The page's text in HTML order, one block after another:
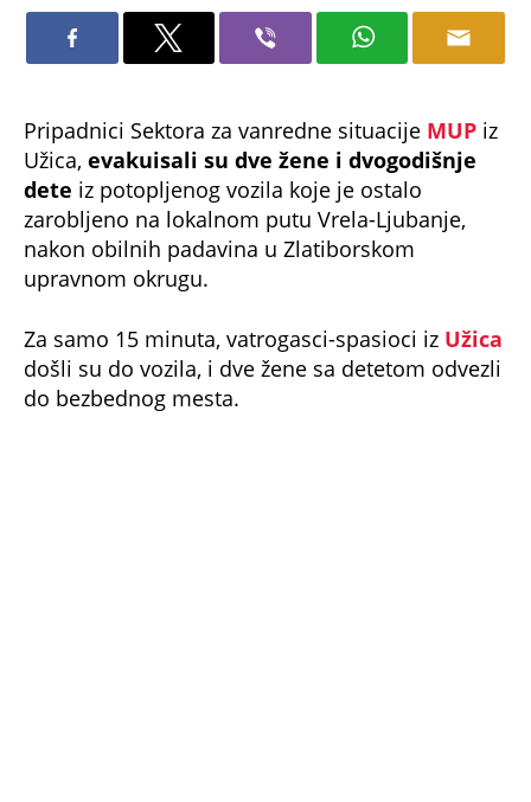
Užica,evakuisali su dve žene i dvogodišnje
deteiz potopljenog vozila koje je ostalo
zarobljeno na lokalnom putu Vrela-Ljubanje,
nakon obilnih padavina u Zlatiborskom
upravnom okrugu.
došli su do vozila, i dve žene sa detetom odvezli
do bezbednog mesta.